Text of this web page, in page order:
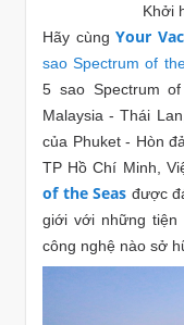
Khởi
Hãy cùngYour
sao Spectrum of
5 sao Spectrum
Malaysia - Thái
của Phuket - Hòn
TP Hồ Chí Minh,
of the Seas được
giới với những tiện
công nghệ nào sở